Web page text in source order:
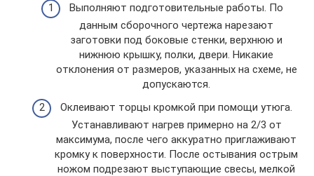
Выполняют подготовительные работы. По
данным сборочного чертежа нарезают
заготовки под боковые стенки, верхнюю и
нижнюю крышку, полки, двери. Никакие
отклонения от размеров, указанных на схеме, не
допускаются.
Оклеивают торцы кромкой при помощи утюга.
Устанавливают нагрев примерно на 2/3 от
максимума, после чего аккуратно приглаживают
кромку к поверхности. После остывания острым
ножом подрезают выступающие свесы, мелкой